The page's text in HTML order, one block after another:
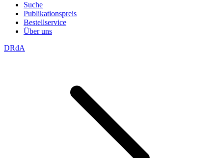
Suche
Publikationspreis
Bestellservice
Über uns
DRdA